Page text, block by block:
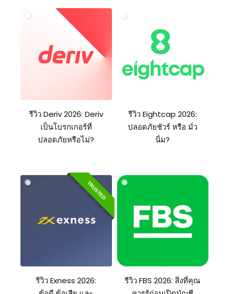
รีวิว Deriv 2026: Deriv
เป็นโบรกเกอร์ที่
ปลอดภัยหรือไม่?
รีวิว Eightcap 2026:
ปลอดภัยชัวร์ หรือ มั่ว
นิ่ม?
TRUSTED
รีวิว Exness 2026:
รีวิว FBS 2026: สิ่งที่คุณ